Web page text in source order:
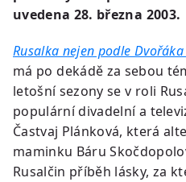
uvedena 28. března 2003.
Rusalka nejen podle
má po dekádě za sebou
letošní sezony se v roli
populární divadelní a
Častvaj Plánková, která
maminku Báru
Rusalčin příběh lásky, za